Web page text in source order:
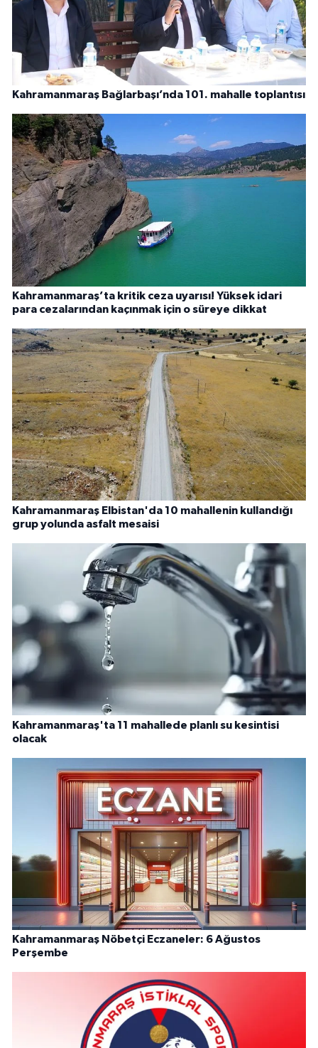
Kahramanmaraş Bağlarbaşı’nda 101. mahalle toplantısı
Kahramanmaraş’ta kritik ceza uyarısı! Yüksek idari
para cezalarından kaçınmak için o süreye dikkat
Kahramanmaraş Elbistan'da 10 mahallenin kullandığı
grup yolunda asfalt mesaisi
Kahramanmaraş'ta 11 mahallede planlı su kesintisi
olacak
Kahramanmaraş Nöbetçi Eczaneler: 6 Ağustos
Perşembe